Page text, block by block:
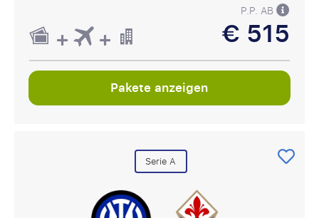
P.P. AB
€ 515
Pakete anzeigen
Serie A